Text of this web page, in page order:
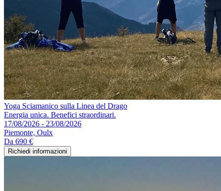
Yoga Sciamanico sulla Linea del Drago
Energia unica. Benefici straordinari.
17/08/2026 - 23/08/2026
Piemonte, Oulx
Da 690 €
Richiedi informazioni